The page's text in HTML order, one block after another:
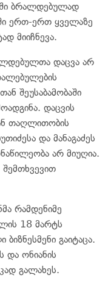
ბრალდებულად
ერთ-ერთ ყველაზე
მიიჩნევა.
დაცვა არ
შეუსაბამობაში
დაცვის
თაღლითობის
და მანაგაძეს
არ მიუღია.
რამდენიმე
18 მარტს
გაიტაცა.
და ონიანის
გალახეს.